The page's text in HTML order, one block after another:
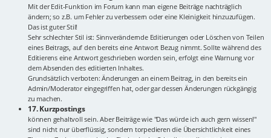
Mit der Edit-Funktion im Forum kann man eigene Beiträge nachträglich
ändern; so z.B. um Fehler zu verbessern oder eine Kleinigkeit hinzuzufügen.
Das ist guter Stil!
Sehr schlechter Stil ist: Sinnverändernde Editierungen oder Löschen von Teilen
eines Beitrags, auf den bereits eine Antwort Bezug nimmt. Sollte während des
Editierens eine Antwort geschrieben worden sein, erfolgt eine Warnung vor
dem Absenden des editierten Inhaltes.
Grundsätzlich verboten: Änderungen an einem Beitrag, in den bereits ein
Admin/Moderator eingegriffen hat, oder gar dessen Änderungen rückgängig
zu machen.
17. Kurzpostings
können gehaltvoll sein. Aber Beiträge wie "Das würde ich auch gern wissen!"
sind nicht nur überflüssig, sondern torpedieren die Übersichtlichkeit eines